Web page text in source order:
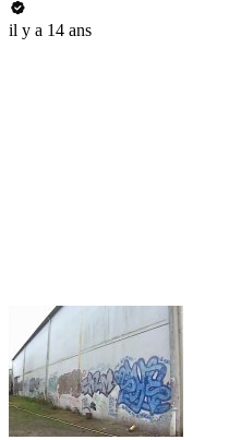
il y a 14 ans